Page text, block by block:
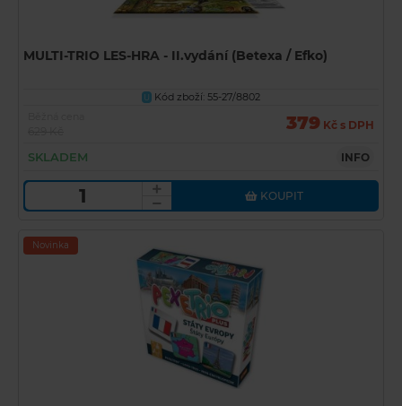
MULTI-TRIO LES-HRA - II.vydání (Betexa / Efko)
U
Kód zboží: 55-27/8802
379 Kč s DPH
SKLADEM INFO
KOUPIT
Novinka